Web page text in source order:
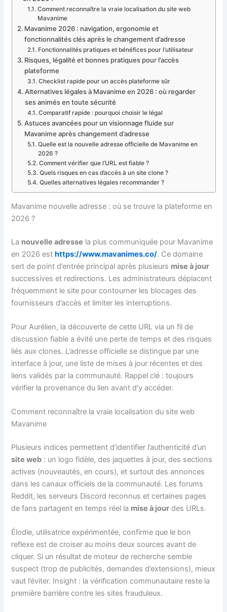
Comment reconnaître la vraie localisation du site web
Mavanime
Mavanime 2026 : navigation, ergonomie et
fonctionnalités clés après le changement d’adresse
Fonctionnalités pratiques et bénéfices pour l’utilisateur
Risques, légalité et bonnes pratiques pour l’accès
plateforme
Checklist rapide pour un accès plateforme sûr
Alternatives légales à Mavanime en 2026 : où regarder
ses animés en toute sécurité
Comparatif rapide : pourquoi choisir le légal
Astuces avancées pour un visionnage fluide sur
Mavanime après changement d’adresse
Quelle est la nouvelle adresse officielle de Mavanime en
2026 ?
Comment vérifier que l’URL est fiable ?
Quels risques en cas d’accès à un site clone ?
Quelles alternatives légales recommander ?
Mavanime nouvelle adresse : où se trouve la plateforme en
2026 ?
La nouvelle adresse la plus communiquée pour Mavanime
en 2026 esthttps://www.mavanimes.co/. Ce domaine
sert de point d’entrée principal après plusieurs mise à jour
successives et redirections. Les administrateurs déplacent
fréquemment le site pour contourner les blocages des
fournisseurs d’accès et limiter les interruptions.
Pour Aurélien, la découverte de cette URL via un fil de
discussion fiable a évité une perte de temps et des risques
liés aux clones. L’adresse officielle se distingue par une
interface à jour, une liste de mises à jour récentes et des
liens validés par la communauté. Rappel clé : toujours
vérifier la provenance du lien avant d’y accéder.
Comment reconnaître la vraie localisation du site web
Mavanime
Plusieurs indices permettent d’identifier l’authenticité d’un
site web : un logo fidèle, des jaquettes à jour, des sections
actives (nouveautés, en cours), et surtout des annonces
dans les canaux officiels de la communauté. Les forums
Reddit, les serveurs Discord reconnus et certaines pages
de fans partagent en temps réel la mise à jour des URLs.
Élodie, utilisatrice expérimentée, confirme que le bon
reflexe est de croiser au moins deux sources avant de
cliquer. Si un résultat de moteur de recherche semble
suspect (trop de publicités, demandes d’extensions), mieux
vaut l’éviter. Insight : la vérification communautaire reste la
première barrière contre les sites frauduleux.